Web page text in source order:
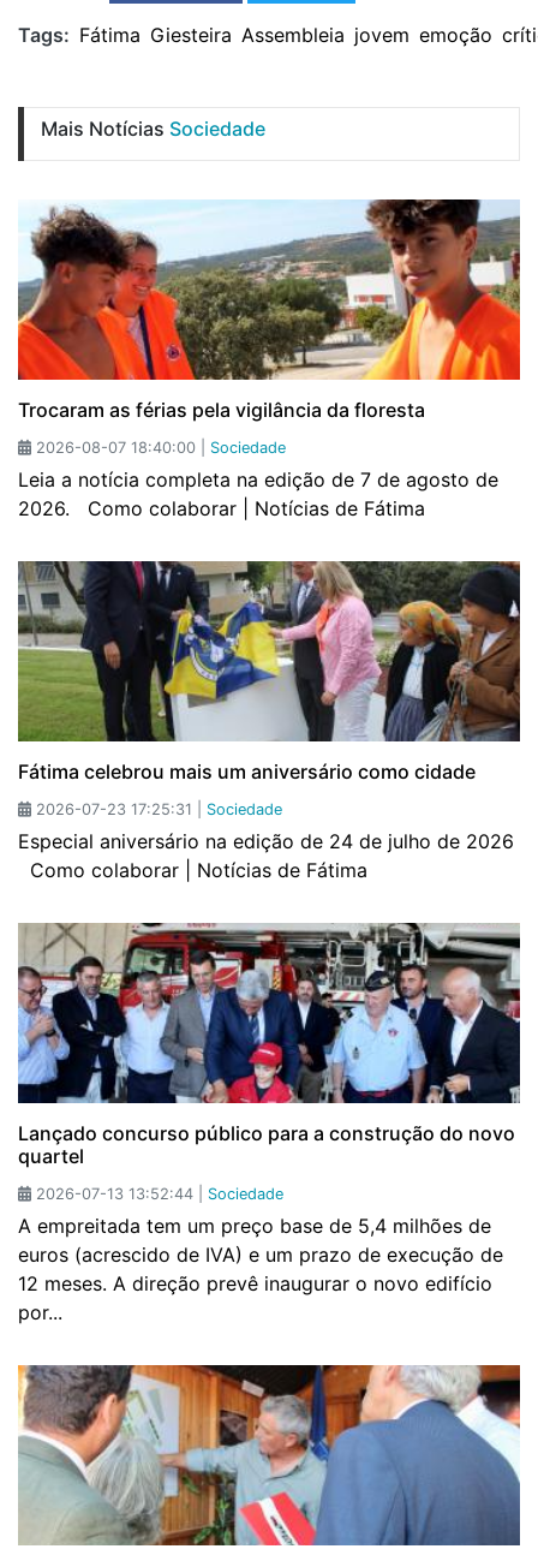
Tags: Fátima Giesteira Assembleia jovem emoção
Mais Notícias Sociedade
Trocaram as férias pela vigilância da floresta
2026-08-07 18:40:00 | Sociedade
Leia a notícia completa na edição de 7 de agosto de
2026. Como colaborar | Notícias de Fátima
Fátima celebrou mais um aniversário como cidade
2026-07-23 17:25:31 | Sociedade
Especial aniversário na edição de 24 de julho de 2026
Como colaborar | Notícias de Fátima
Lançado concurso público para a construção do novo
quartel
2026-07-13 13:52:44 | Sociedade
A empreitada tem um preço base de 5,4 milhões de
euros (acrescido de IVA) e um prazo de execução de
12 meses. A direção prevê inaugurar o novo edifício
por...